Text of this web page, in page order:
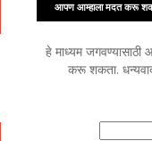
आपण आम्हाला मदत करू
हे माध्यम
करू शकता.